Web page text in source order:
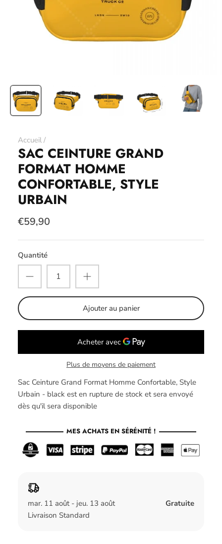
Accueil /
SAC CEINTURE GRAND
FORMAT HOMME
CONFORTABLE, STYLE
URBAIN
€59,90
Quantité
Ajouter au panier
Plus de moyens de paiement
Sac Ceinture Grand Format Homme Confortable, Style
Urbain - black est en rupture de stock et sera envoyé
dès qu'il sera disponible
MES ACHATS EN SÉRÉNITÉ !
mar. 11 août - jeu. 13 août
Gratuite
Livraison Standard